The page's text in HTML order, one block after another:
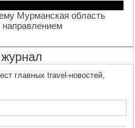
Мурманская область
главных travel-новостей,